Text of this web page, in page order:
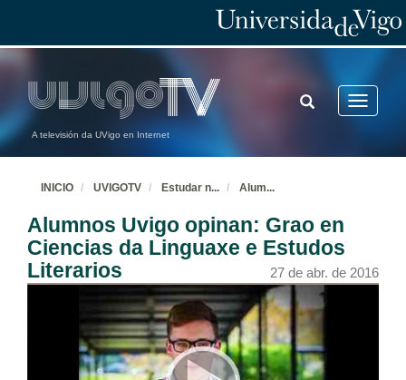
A televisión da UVigo en Internet
Toggle
TOGGLE
SEARCH
INICIO UVIGOTV Estudar n... Alum...
Alumnos Uvigo opinan: Grao en
Ciencias da Linguaxe e Estudos
Literarios
27 de abr. de 2016